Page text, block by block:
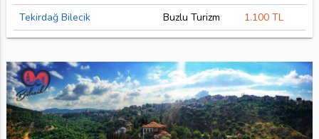
Tekirdağ Bilecik Buzlu Turizm 1.100 TL